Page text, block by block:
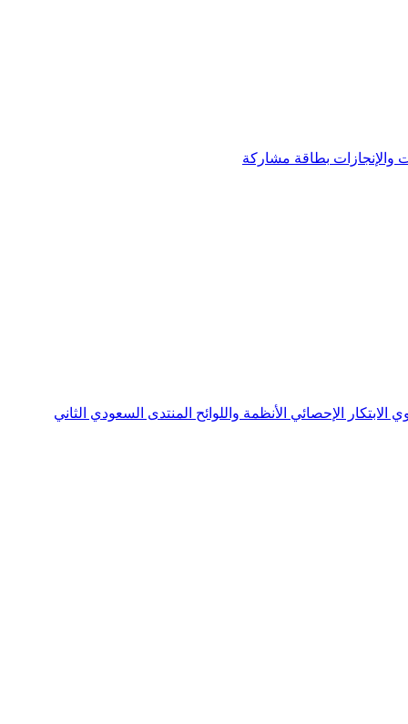
والإنجازات بطاقة مشاركة
الابتكار الإحصائي الأنظمة واللوائح المنتدى السعودي الثاني